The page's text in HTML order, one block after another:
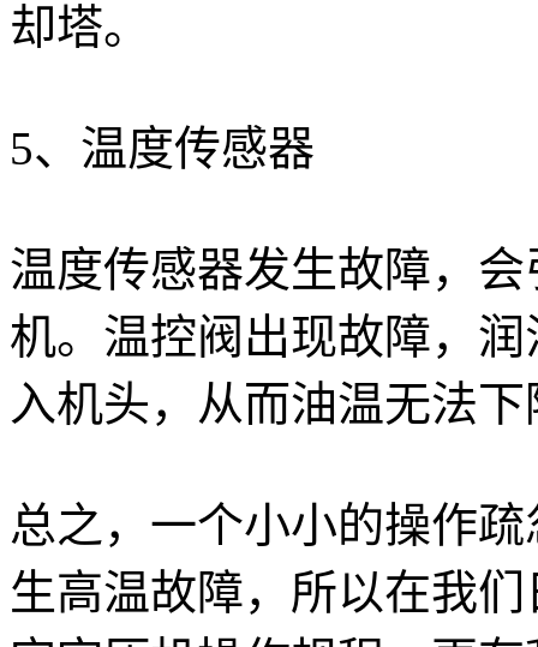
却塔。
5、温度传感器
温度传感器发生故障，
机。温控阀出现故障，
入机头，从而油温无法
总之，一个小小的操作
生高温故障，所以在我